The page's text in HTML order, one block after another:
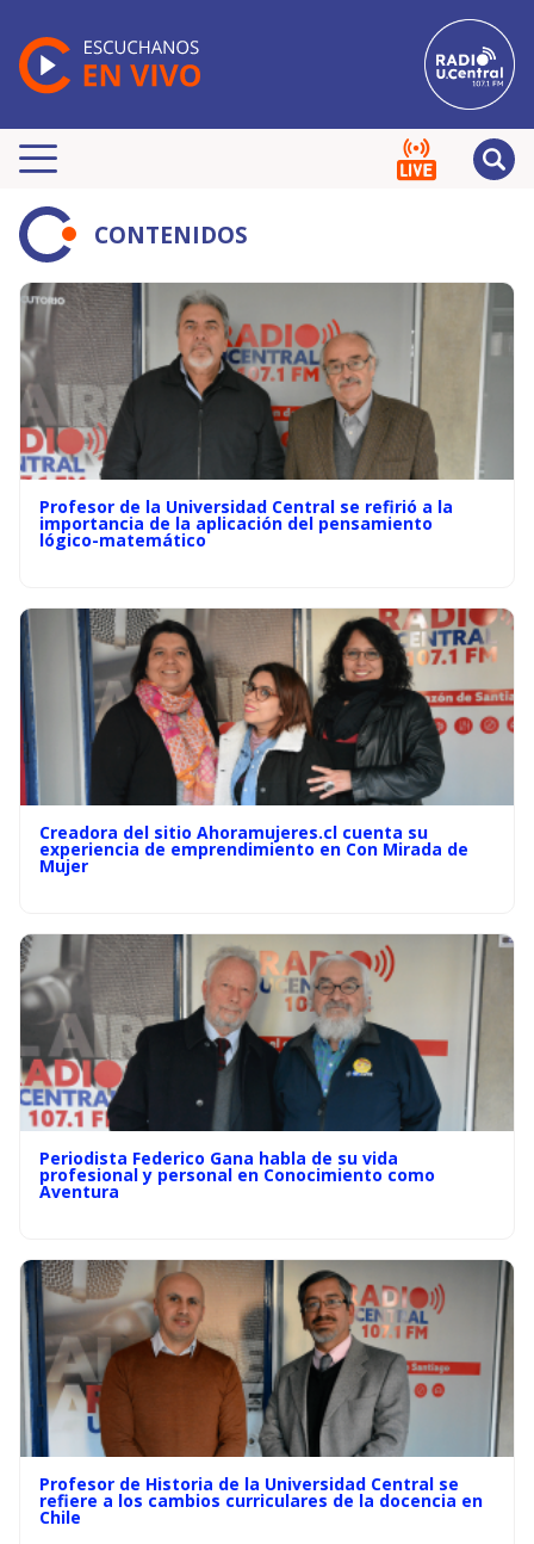
CONTENIDOS
Profesor de la Universidad Central se refirió a la
importancia de la aplicación del pensamiento
lógico-matemático
Creadora del sitio Ahoramujeres.cl cuenta su
experiencia de emprendimiento en Con Mirada de
Mujer
Periodista Federico Gana habla de su vida
profesional y personal en Conocimiento como
Aventura
Profesor de Historia de la Universidad Central se
refiere a los cambios curriculares de la docencia en
Chile